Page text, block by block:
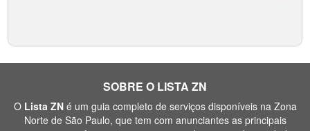
SOBRE O LISTA ZN
O Lista ZNé um guia completo de serviços disponíveis na Zona
Norte de São Paulo, que tem com anunciantes as principais